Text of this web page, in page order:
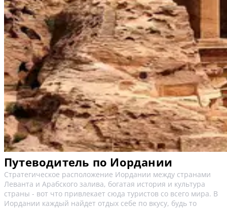
Путеводитель по Иордании
Стратегическое расположение Иордании между странами
Леванта и Арабского залива, богатая история и культура
страны - вот что привлекает сюда туристов со всего мира. В
Иордании каждый найдет отдых себе по вкусу, будь то